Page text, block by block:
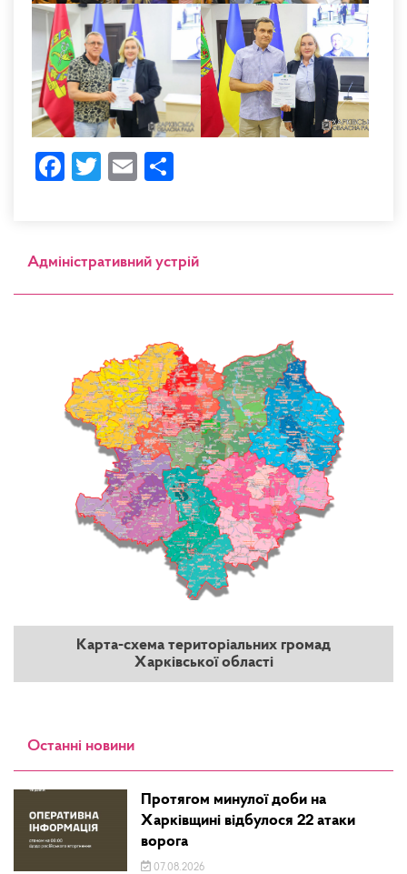
Facebook
Twitter
Email
Адміністративний устрій
Карта-схема територіальних громад
Харківської області
Останні новини
Протягом минулої доби на
Харківщині відбулося 22 атаки
ворога
07.08.2026